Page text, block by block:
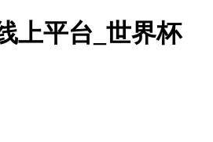
上平台_世界杯